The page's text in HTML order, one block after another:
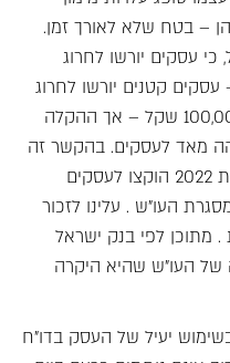
– בטח שלא לאורך זמן.
עסקים יורשו לחרוג
קטנים יורשו לחרוג
ב-10,000 שקל ועסקים גדולים ב-100,000 שקל – אך ההקלה
מאד לעסקים. בהקשר זה
חשוב לזכור כי לפי בנק ישראל בשנת 2022 הוקצו לעסקים
שקל במסגרת העו"ש . עלינו לזכור
מתוכן לפי בנק ישראל
של העו"ש שהיא היקרה
יעיל של העסק בדו"ח